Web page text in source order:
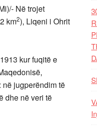
Në trojet
km2), Liqeni i Ohrit
kur fuqitë e
jugperëndim të
dhe në veri të